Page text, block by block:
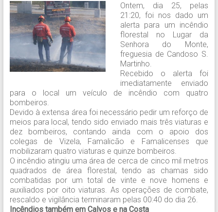
Ontem, dia 25, pelas
21:20, foi nos dado um
alerta para um incêndio
florestal no Lugar da
Senhora do Monte,
freguesia de Candoso S.
Martinho.
Recebido o alerta foi
imediatamente enviado
para o local um veículo de incêndio com quatro
bombeiros.
Devido à extensa área foi necessário pedir um reforço de
meios para local, tendo sido enviado mais três viaturas e
dez bombeiros, contando ainda com o apoio dos
colegas de Vizela, Famalicão e Famalicenses que
mobilizaram quatro viaturas e quinze bombeiros.
O incêndio atingiu uma área de cerca de cinco mil metros
quadrados de área florestal, tendo as chamas sido
combatidas por um total de vinte e nove homens e
auxiliados por oito viaturas. As operações de combate,
rescaldo e vigilância terminaram pelas 00:40 do dia 26.
Incêndios também em Calvos e na Costa